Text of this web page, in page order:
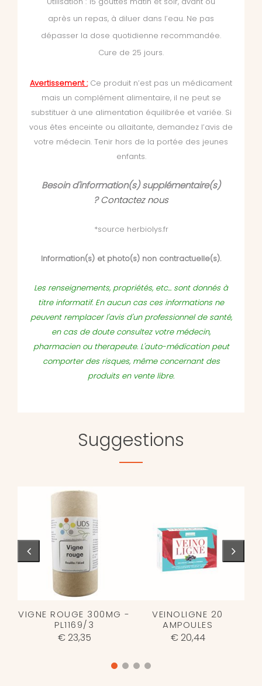
après un repas, à diluer dans l’eau. Ne pas
dépasser la dose quotidienne recommandée.
Cure de 25 jours.
Avertissement : Ce produit n’est pas un médicament
mais un complément alimentaire, il ne peut se
substituer à une alimentation équilibrée et variée. Si
vous êtes enceinte ou allaitante, demandez l’avis de
votre médecin. Tenir hors de la portée des jeunes
enfants.
Besoin d'information(s) supplémentaire(s)
?Contactez nous
*source herbiolys.fr
Information(s) et photo(s) non contractuelle(s).
Les renseignements, propriétés, etc... sont donnés à
titre informatif. En aucun cas ces informations ne
peuvent remplacer l'avis d'un professionnel de santé,
en cas de doute consultez votre médecin,
pharmacien ou therapeute. L'auto-médication peut
comporter des risques, même concernant des
produits en vente libre.
Suggestions
VIGNE ROUGE 300MG -
PL1169/3
€ 23,35
VEINOLIGNE 20
AMPOULES
€ 20,44